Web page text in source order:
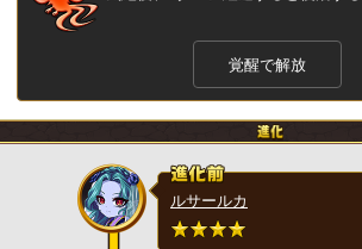
覚醒で解放
ルサールカ